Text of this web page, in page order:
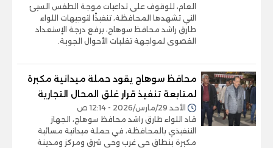
العام، للوقوف على تداعيات موجة الطقس السيئ
التي تشهدها المحافظة، تنفيذًا لتوجيهات اللواء
طارق راشد محافظ سوهاج، برفع درجة الإستعداد
القصوى لمواجهة تقلبات الأحوال الجوية.
محافظ سوهاج يقود حملة ميدانية مكبرة
لمتابعة تنفيذ قرار غلق المحال التجارية
الأحد 29/مارس/2026 - 12:14 ص
قاد اللواء طارق راشد محافظ سوهاج، الجهاز
التنفيذي بالمحافظة، في حملة ميدانية مسائية
مكبرة بنطاق حي غرب وحي شرق ومركز ومدينة